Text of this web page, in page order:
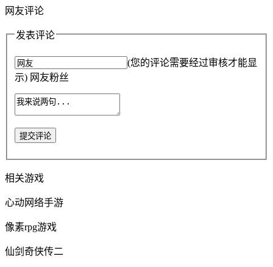
网友评论
发表评论
(您的评论需要经过审核才能显
示) 网友粉丝
提交评论
相关游戏
心动网络手游
像素rpg游戏
仙剑奇侠传二